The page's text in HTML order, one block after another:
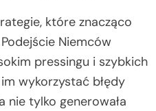
które znacząco
Niemców
pressingu i szybkich
wykorzystać błędy
nie tylko generowała